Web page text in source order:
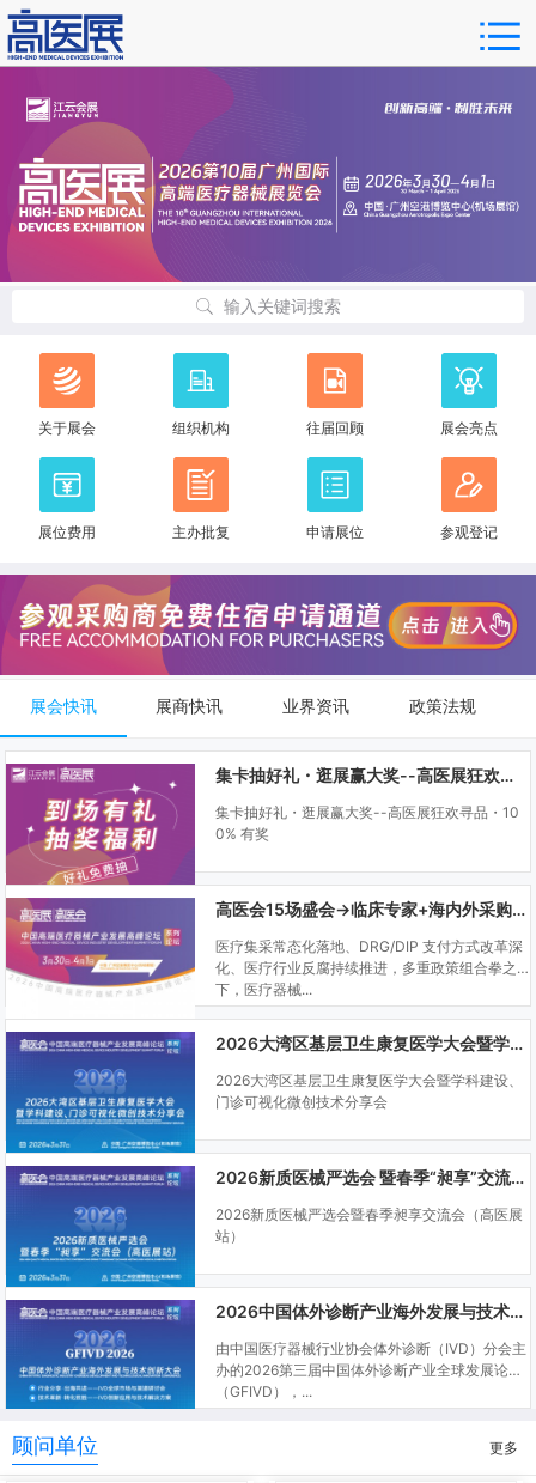
输入关键词搜索
关于展会 组织机构 往届回顾 展会亮点
展位费用 主办批复 申请展位 参观登记
展会快讯 展商快讯 业界资讯 政策法规
集卡抽好礼・逛展赢大奖--高医展狂欢寻品・100% 有奖
集卡抽好礼・逛展赢大奖--高医展狂欢寻品・10
0% 有奖
高医会15场盛会→临床专家+海内外采购商双向对接
医疗集采常态化落地、DRG/DIP 支付方式改革深
化、医疗行业反腐持续推进，多重政策组合拳之
下，医疗器械...
2026大湾区基层卫生康复医学大会暨学科建设、门诊可视化微创技术分享会
2026大湾区基层卫生康复医学大会暨学科建设、
门诊可视化微创技术分享会
2026新质医械严选会 暨春季“昶享”交流会（高医展站）
2026新质医械严选会暨春季昶享交流会（高医展
站）
2026中国体外诊断产业海外发展与技术创新大会
由中国医疗器械行业协会体外诊断（IVD）分会主
办的2026第三届中国体外诊断产业全球发展论坛
（GFIVD），...
顾问单位 更多